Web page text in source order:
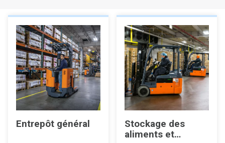
Entrepôt général
Stockage des
aliments et